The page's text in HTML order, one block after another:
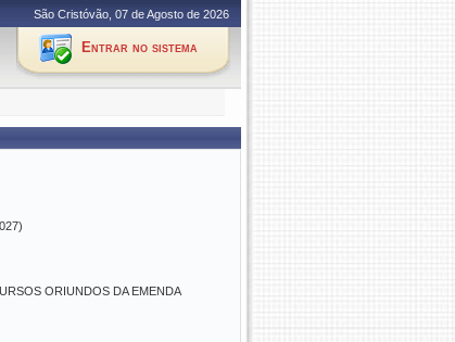
São Cristóvão, 07 de Agosto de 2026
Entrar no sistema
ORIUNDOS DA EMENDA